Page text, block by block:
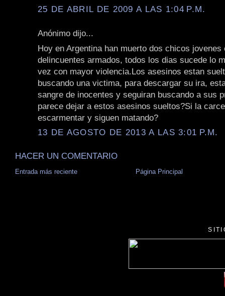
25 DE ABRIL DE 2009 A LAS 1:04 P.M.
Anónimo dijo...
Hoy en Argentina han muerto dos chicos jovenes
delincuentes armados, todos los dias sucede lo
vez con mayor violencia.Los asesinos estan
buscando una victima, para descargar su ira,
sangre de inocentes y seguiran buscando a sus
parece dejar a estos asesinos sueltos?Si la
escarmentar y siguen matando?
13 DE AGOSTO DE 2013 A LAS 3:01 P.M.
HACER UN COMENTARIO
Entrada más reciente Página Principal